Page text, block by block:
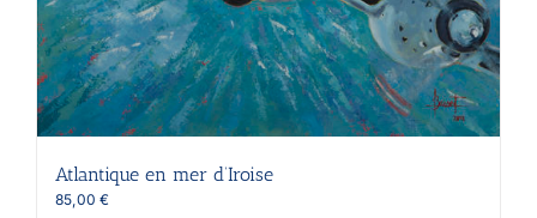
Atlantique en mer d’Iroise
85,00€